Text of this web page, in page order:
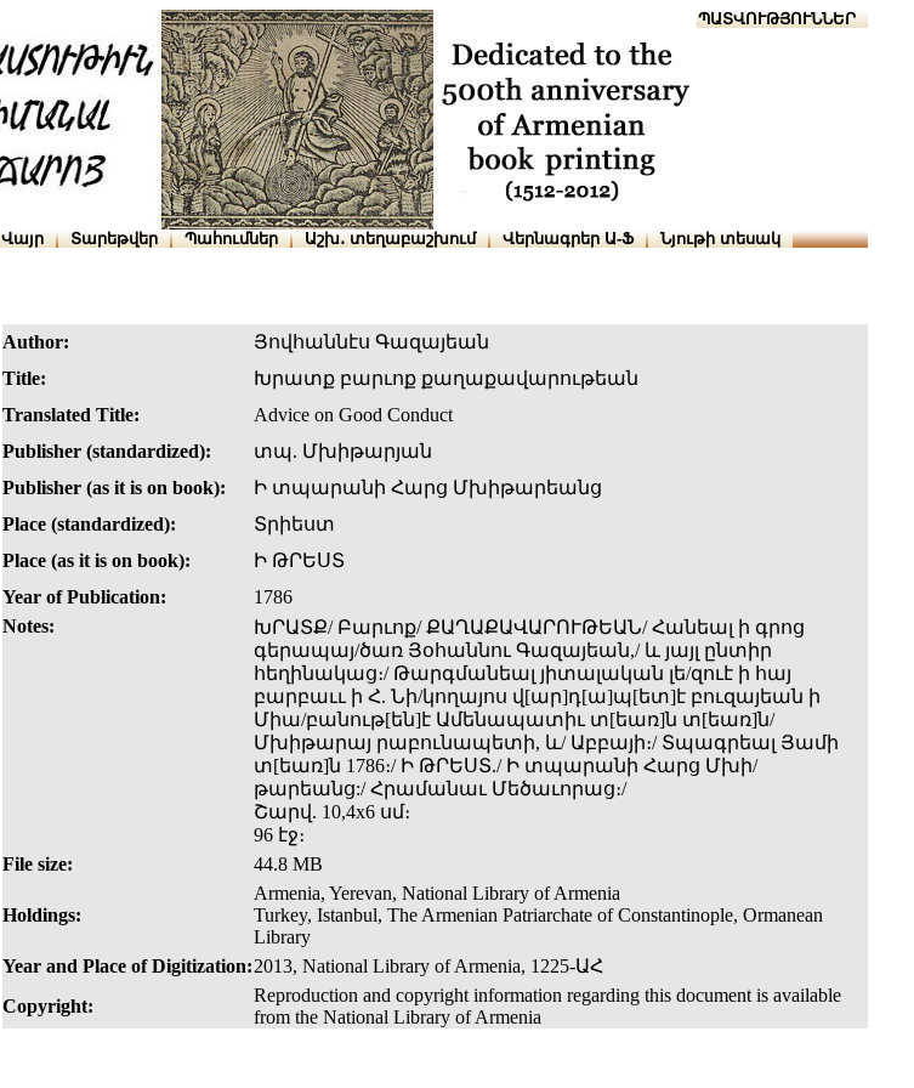
ՆԱԽԱՊԱՏՎՈՒԹՅՈՒՆՆԵՐ
Վայր Տարեթվեր Պահումներ Աշխ․ տեղաբաշխում Վերնագրեր Ա-Ֆ Նյութի տեսակ
Author:
Յովհաննէս Գազայեան
Title:
Խրատք բարւոք քաղաքավարութեան
Translated Title:
Advice on Good Conduct
Publisher (standardized):
տպ. Մխիթարյան
Publisher (as it is on book):
Ի տպարանի Հարց Մխիթարեանց
Place (standardized):
Տրիեստ
Place (as it is on book):
Ի ԹՐԵՍՏ
Year of Publication:
1786
Notes:
ԽՐԱՏՔ/ Բարւոք/ ՔԱՂԱՔԱՎԱՐՈՒԹԵԱՆ/ Հանեալ ի գրոց
գերապայ­/ծառ Յօհաննու Գազայեան,/ և յայլ ընտիր
հեղինակաց։/ Թարգմանեալ յիտալական լե­/զուէ ի հայ
բարբաււ ի Հ. Նի­/կողայոս վ[ար]դ[ա]պ[ետ]է բուզայեան ի
Միա/բանութ[են]է Ամենապատիւ տ[եառ]ն տ[եառ]ն/
Մխիթարայ րաբունապետի, և/ Աբբայի։/ Տպագրեալ Յամի
տ[եառ]ն 1786։/ Ի ԹՐԵՍՏ./ Ի տպարանի Հարց Մխի­/
թարեանց:/ Հրամանաւ Մեծաւորաց։/
Շարվ. 10,4x6 սմ։
96 էջ։
File size:
44.8 MB
Holdings:
Armenia, Yerevan, National Library of Armenia
Turkey, Istanbul, The Armenian Patriarchate of Constantinople, Ormanean
Library
Year and Place of Digitization:2013, National Library of Armenia, 1225-ԱՀ
Copyright:
Reproduction and copyright information regarding this document is available
from the National Library of Armenia